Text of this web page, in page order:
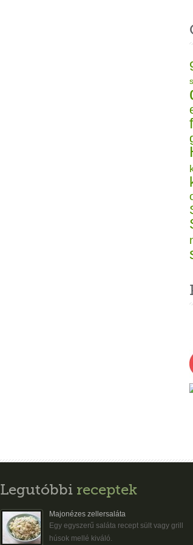
Legutóbbi receptek
Majonézes zellersaláta
Egy egyszerű saláta recept sült vagy grill
húsok mellé kiváló.